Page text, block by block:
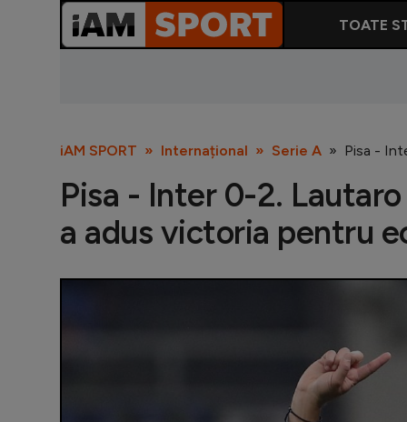
TOATE
iAM SPORT Internațional Serie A Pisa -
Pisa - Inter 0-2.
a adus victoria pentru